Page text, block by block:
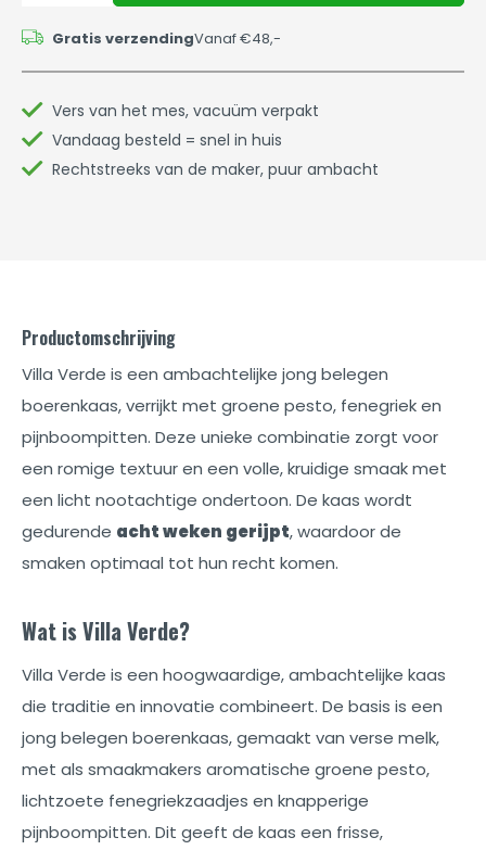
Gratis verzendingVanaf €48,-
Vers van het mes, vacuüm verpakt
Vandaag besteld = snel in huis
Rechtstreeks van de maker, puur ambacht
Productomschrijving
Villa Verde is een ambachtelijke jong belegen
boerenkaas, verrijkt met groene pesto, fenegriek en
pijnboompitten. Deze unieke combinatie zorgt voor
een romige textuur en een volle, kruidige smaak met
een licht nootachtige ondertoon. De kaas wordt
gedurende acht weken gerijpt, waardoor de
smaken optimaal tot hun recht komen.
Wat is Villa Verde?
Villa Verde is een hoogwaardige, ambachtelijke kaas
die traditie en innovatie combineert. De basis is een
jong belegen boerenkaas, gemaakt van verse melk,
met als smaakmakers aromatische groene pesto,
lichtzoete fenegriekzaadjes en knapperige
pijnboompitten. Dit geeft de kaas een frisse,